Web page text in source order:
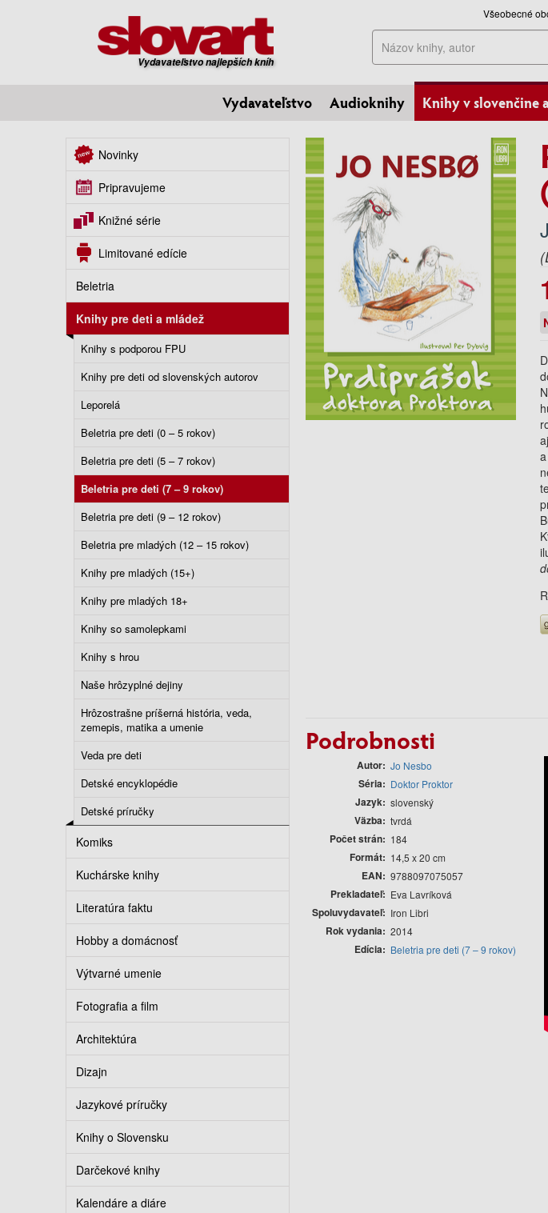
Vydavateľstvo najlepších kníh
Všeobecné
Hľadať
Vydavateľstvo Audioknihy Knihy v slovenčine
Novinky
Pripravujeme
Knižné série
Limitované edície
Beletria
Knihy pre deti a mládež
Knihy s podporou FPU
Knihy pre deti od slovenských autorov
Leporelá
Beletria pre deti (0 – 5 rokov)
Beletria pre deti (5 – 7 rokov)
Beletria pre deti (7 – 9 rokov)
Beletria pre deti (9 – 12 rokov)
Beletria pre mladých (12 – 15 rokov)
Knihy pre mladých (15+)
Knihy pre mladých 18+
Knihy so samolepkami
Knihy s hrou
Naše hrôzyplné dejiny
Hrôzostrašne príšerná história, veda,
zemepis, matika a umenie
Veda pre deti
Detské encyklopédie
Detské príručky
Komiks
Kuchárske knihy
Literatúra faktu
Hobby a domácnosť
Výtvarné umenie
Fotografia a film
Architektúra
Dizajn
Jazykové príručky
Knihy o Slovensku
Darčekové knihy
Kalendáre a diáre
Podrobnosti
Autor Jo Nesbo
Séria Doktor Proktor
Jazyk slovenský
Väzba tvrdá
Počet strán 184
Formát 14,5 x 20 cm
EAN 9788097075057
Prekladateľ Eva Lavríková
Spoluvydavateľ Iron Libri
Rok vydania 2014
Edícia Beletria pre deti (7 – 9 rokov)